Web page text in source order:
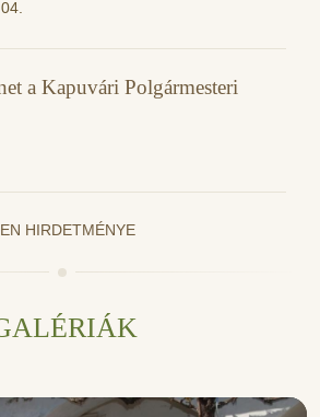
a Kapuvári Polgármesteri
HIRDETMÉNYE